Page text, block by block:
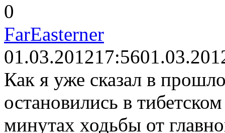
0
FarEasterner
01.03.201217:56
Как я уже сказал в
остановились в
минутах ходьбы от